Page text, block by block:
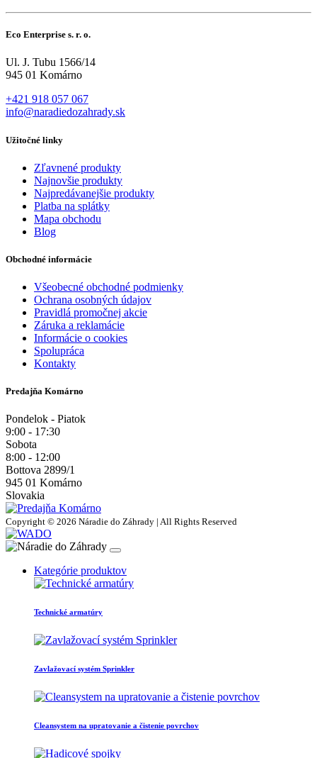
Eco Enterprise s. r. o.
Ul. J. Tubu 1566/14
945 01 Komárno
+421 918 057 067
info@naradiedozahrady.sk
Užitočné linky
Zľavnené produkty
Najnovšie produkty
Najpredávanejšie produkty
Platba na splátky
Mapa obchodu
Blog
Obchodné informácie
Všeobecné obchodné podmienky
Ochrana osobných údajov
Pravidlá promočnej akcie
Záruka a reklamácie
Informácie o cookies
Spolupráca
Kontakty
Predajňa Komárno
Pondelok - Piatok
9:00 - 17:30
Sobota
8:00 - 12:00
Bottova 2899/1
945 01 Komárno
Slovakia
Copyright © 2026 Náradie do Záhrady | All Rights Reserved
Kategórie produktov
Technické armatúry
Zavlažovací systém Sprinkler
Cleansystem na upratovanie a čistenie povrchov